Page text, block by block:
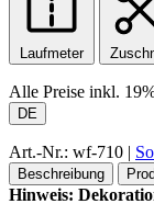
Laufmeter
Alle Preise inkl.
DE
Art.-Nr.: wf-710 |
Beschreibung
Hinweis: